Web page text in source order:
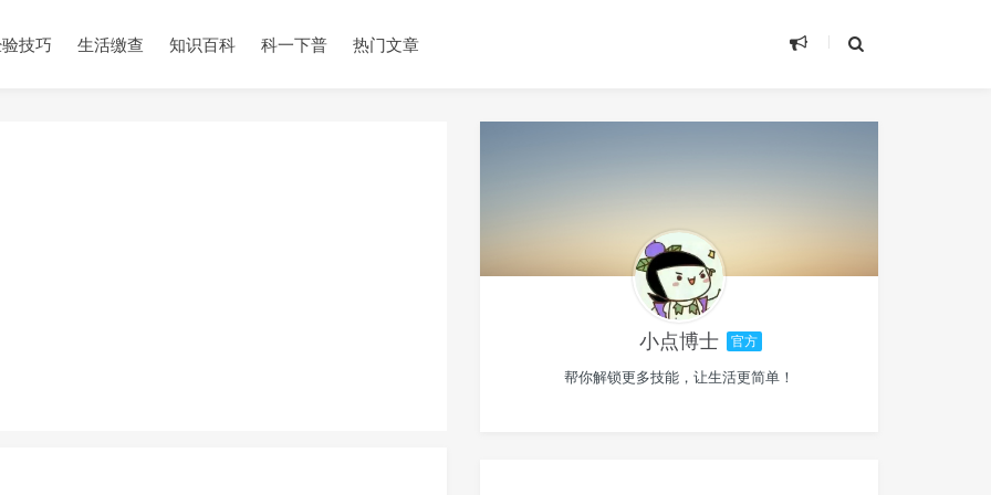
技巧 生活缴查 知识百科 科一下普 热门文章
小点博士 官方
帮你解锁更多技能，让生活更简单！